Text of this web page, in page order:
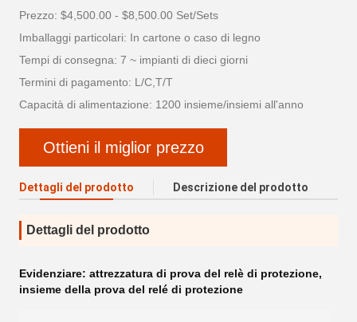
Prezzo: $4,500.00 - $8,500.00 Set/Sets
Imballaggi particolari: In cartone o caso di legno
Tempi di consegna: 7 ~ impianti di dieci giorni
Termini di pagamento: L/C,T/T
Capacità di alimentazione: 1200 insieme/insiemi all'anno
Ottieni il miglior prezzo
Dettagli del prodotto Descrizione del prodotto
Dettagli del prodotto
Evidenziare: attrezzatura di prova del relè di protezione,
insieme della prova del relé di protezione